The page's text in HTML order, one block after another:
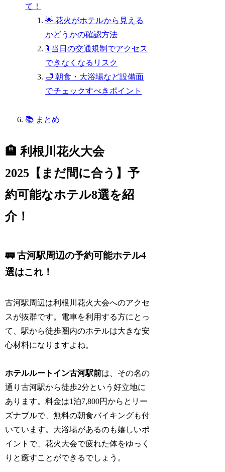
て！
🌟 花火がホテルから見える
かどうかの確認方法
🚦 当日の交通規制でアクセス
できなくなるリスク
🛁 朝食・大浴場など設備面
でチェックすべきポイント
📚 まとめ
🏨 利根川花火大会
2025【まだ間に合う】予
約可能なホテル8選を紹
介！
🚃 古河駅周辺の予約可能ホテル4
選はこれ！
古河駅周辺は利根川花火大会へのアクセ
スが抜群です。電車を利用する方にとっ
て、駅から徒歩圏内のホテルは大きな安
心材料になりますよね。
ホテルルートイン古河駅前は、その名の
通り古河駅から徒歩2分という好立地に
あります。料金は1泊7,800円からとリー
ズナブルで、無料の朝食バイキングも付
いています。大浴場があるのも嬉しいポ
イントで、花火大会で疲れた体をゆっく
りと癒すことができるでしょう。